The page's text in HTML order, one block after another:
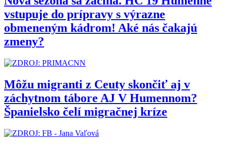
vstupuje do prípravy s výrazne
obmeneným kádrom! Aké nás čakajú
zmeny?
Môžu migranti z Ceuty skončiť aj v
záchytnom tábore AJ V Humennom?
Španielsko čelí migračnej kríze